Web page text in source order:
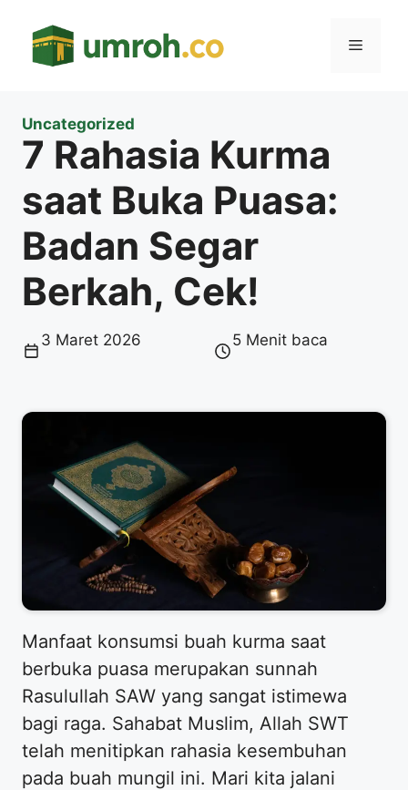
Menu
Uncategorized
7 Rahasia Kurma
saat Buka Puasa:
Badan Segar
Berkah, Cek!
3 Maret 2026 5 Menit baca
Manfaat konsumsi buah kurma saat
berbuka puasa merupakan sunnah
Rasulullah SAW yang sangat istimewa
bagi raga. Sahabat Muslim, Allah SWT
telah menitipkan rahasia kesembuhan
pada buah mungil ini. Mari kita jalani